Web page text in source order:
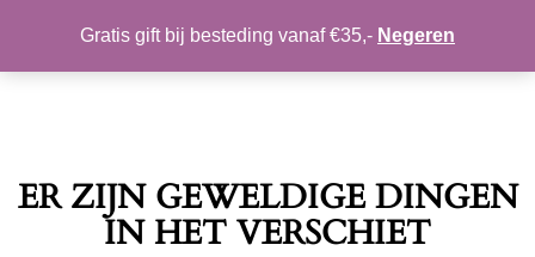
Toggle
MIJN ACCOUNT VERLANGLIJST
ER ZIJN GEWELDIGE DINGEN
IN HET VERSCHIET
Gratis gift bij besteding vanaf €35,- Negeren